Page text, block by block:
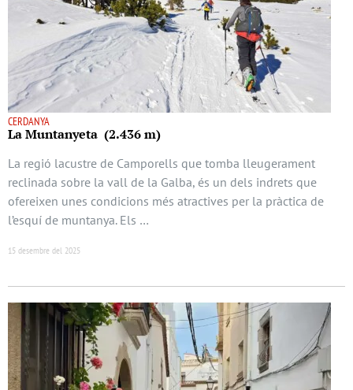
CERDANYA
La Muntanyeta (2.436 m)
La regió lacustre de Camporells que tomba lleugerament
reclinada sobre la vall de la Galba, és un dels indrets que
ofereixen unes condicions més atractives per la pràctica de
l’esquí de muntanya. Els …
15 desembre del 2025